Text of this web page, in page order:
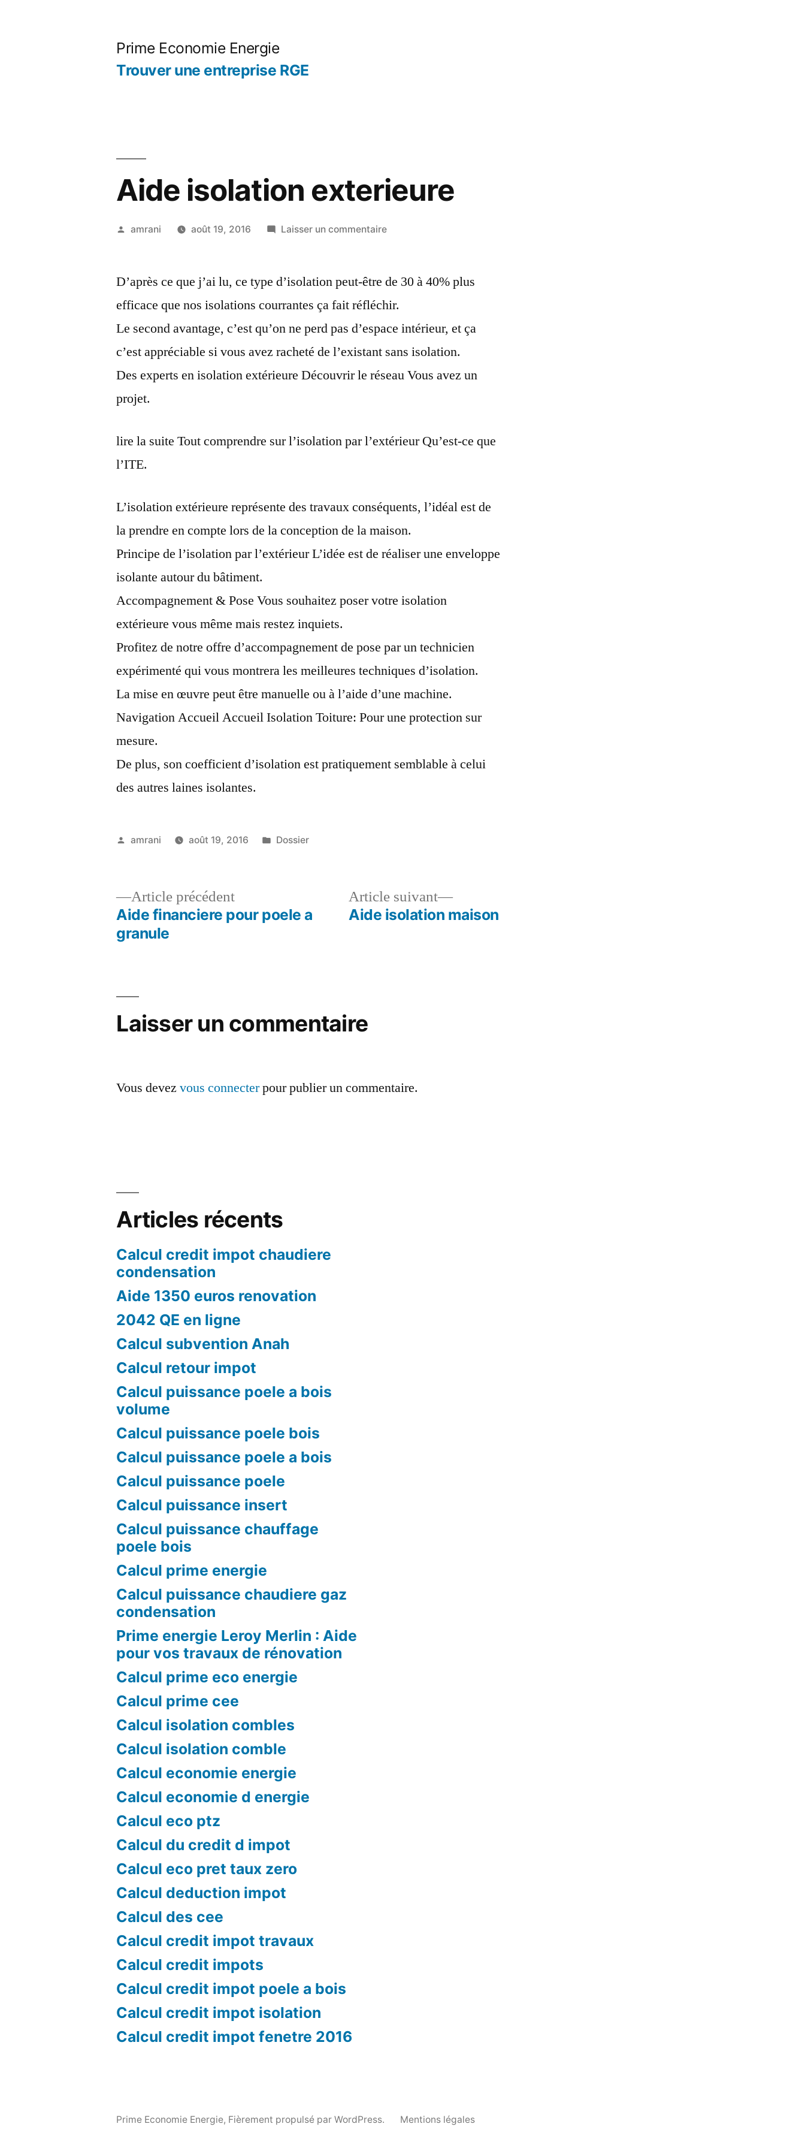
Prime Economie Energie
Trouver une entreprise RGE
Aide isolation exterieure
Publié
amrani août 19, 2016 Laisser un commentairesur
exterieure
D’après ce que j’ai lu, ce type d’isolation peut-être de 30 à 40% plus
efficace que nos isolations courrantes ça fait réfléchir.
Le second avantage, c’est qu’on ne perd pas d’espace intérieur, et ça
c’est appréciable si vous avez racheté de l’existant sans isolation.
Des experts en isolation extérieure Découvrir le réseau Vous avez un
projet.
lire la suite Tout comprendre sur l’isolation par l’extérieur Qu’est-ce que
l’ITE.
L’isolation extérieure représente des travaux conséquents, l’idéal est de
la prendre en compte lors de la conception de la maison.
Principe de l’isolation par l’extérieur L’idée est de réaliser une enveloppe
isolante autour du bâtiment.
Accompagnement & Pose Vous souhaitez poser votre isolation
extérieure vous même mais restez inquiets.
Profitez de notre offre d’accompagnement de pose par un technicien
expérimenté qui vous montrera les meilleures techniques d’isolation.
La mise en œuvre peut être manuelle ou à l’aide d’une machine.
Navigation Accueil Accueil Isolation Toiture: Pour une protection sur
mesure.
De plus, son coefficient d’isolation est pratiquement semblable à celui
des autres laines isolantes.
Publié
amrani août 19, 2016
Publié
Dossier
Navigation
Article précédentArticle
précédent :
Aide financiere pour poele a
granule
Article suivant
Article
suivant :
Aide isolation maison
Laisser un commentaire
Vous devezvous connecterpour publier un commentaire.
Articles récents
Calcul credit impot chaudiere
condensation
Aide 1350 euros renovation
2042 QE en ligne
Calcul subvention Anah
Calcul retour impot
Calcul puissance poele a bois
volume
Calcul puissance poele bois
Calcul puissance poele a bois
Calcul puissance poele
Calcul puissance insert
Calcul puissance chauffage
poele bois
Calcul prime energie
Calcul puissance chaudiere gaz
condensation
Prime energie Leroy Merlin : Aide
pour vos travaux de rénovation
Calcul prime eco energie
Calcul prime cee
Calcul isolation combles
Calcul isolation comble
Calcul economie energie
Calcul economie d energie
Calcul eco ptz
Calcul du credit d impot
Calcul eco pret taux zero
Calcul deduction impot
Calcul des cee
Calcul credit impot travaux
Calcul credit impots
Calcul credit impot poele a bois
Calcul credit impot isolation
Calcul credit impot fenetre 2016
Prime Economie Energie, Fièrement propulsé par WordPress. Mentions légales